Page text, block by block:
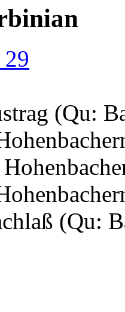
(Qu:
(Qu: